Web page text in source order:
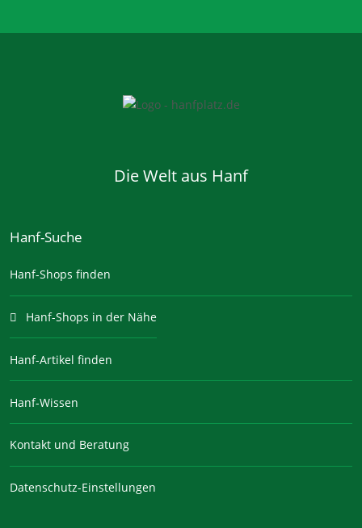
Die Welt aus Hanf
Hanf-Suche
Hanf-Shops finden
Hanf-Shops in der Nähe
Hanf-Artikel finden
Hanf-Wissen
Kontakt und Beratung
Datenschutz-Einstellungen